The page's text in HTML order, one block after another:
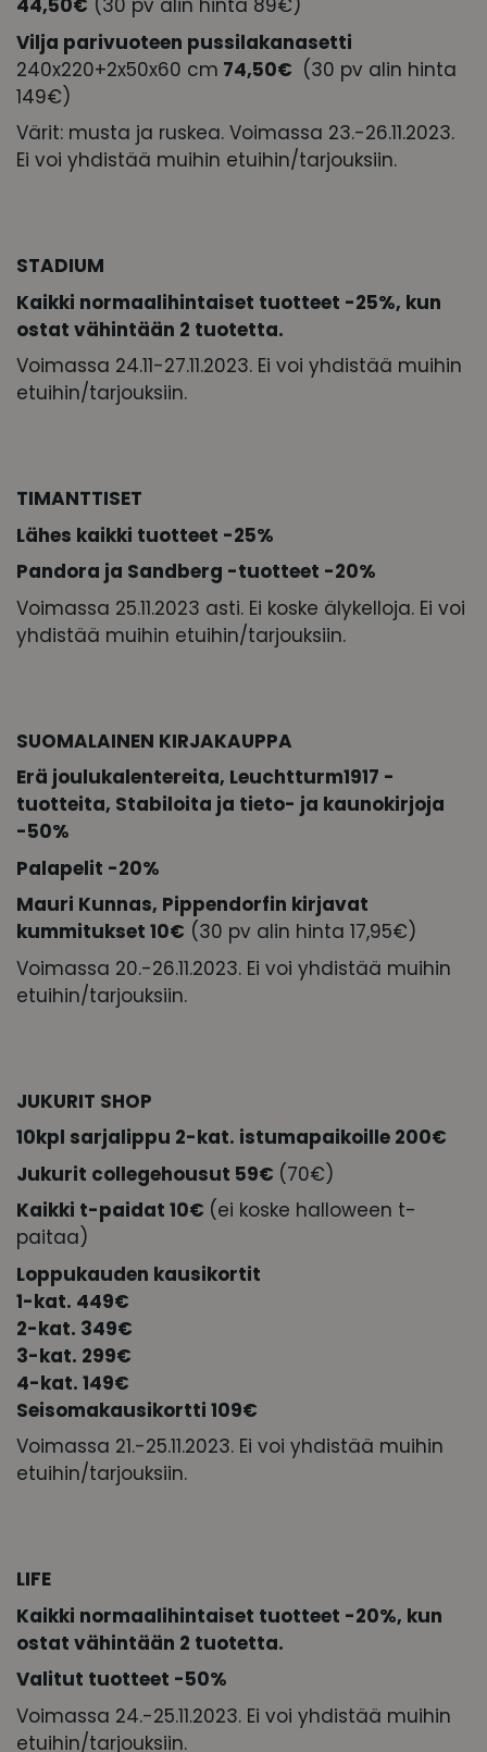
44,50€ (30 pv alin hinta 89€)
Vilja parivuoteen pussilakanasetti
240x220+2x50x60 cm 74,50€ (30 pv alin hinta
149€)
Värit: musta ja ruskea. Voimassa 23.-26.11.2023.
Ei voi yhdistää muihin etuihin/tarjouksiin.
STADIUM
Kaikki normaalihintaiset tuotteet -25%, kun
ostat vähintään 2 tuotetta.
Voimassa 24.11-27.11.2023. Ei voi yhdistää muihin
etuihin/tarjouksiin.
TIMANTTISET
Lähes kaikki tuotteet -25%
Pandora ja Sandberg -tuotteet -20%
Voimassa 25.11.2023 asti. Ei koske älykelloja. Ei voi
yhdistää muihin etuihin/tarjouksiin.
SUOMALAINEN KIRJAKAUPPA
Erä joulukalentereita, Leuchtturm1917 -
tuotteita, Stabiloita ja tieto- ja kaunokirjoja
-50%
Palapelit -20%
Mauri Kunnas, Pippendorfin kirjavat
kummitukset 10€ (30 pv alin hinta 17,95€)
Voimassa 20.-26.11.2023. Ei voi yhdistää muihin
etuihin/tarjouksiin.
JUKURIT SHOP
10kpl sarjalippu 2-kat. istumapaikoille 200€
Jukurit collegehousut 59€ (70€)
Kaikki t-paidat 10€ (ei koske halloween t-
paitaa)
Loppukauden kausikortit
1-kat. 449€
2-kat. 349€
3-kat. 299€
4-kat. 149€
Seisomakausikortti 109€
Voimassa 21.-25.11.2023. Ei voi yhdistää muihin
etuihin/tarjouksiin.
LIFE
Kaikki normaalihintaiset tuotteet -20%, kun
ostat vähintään 2 tuotetta.
Valitut tuotteet -50%
Voimassa 24.-25.11.2023. Ei voi yhdistää muihin
etuihin/tarjouksiin.